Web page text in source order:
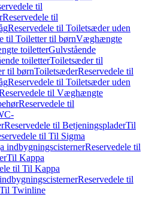
til
Reservedele til
Reservedele til Toiletsæder uden
til Toiletter til børnVæghængte
toiletterGulvstående
toiletterToiletsæder til
til børnToiletsæderReservedele til
Reservedele til Toiletsæder uden
til Væghængte
Reservedele til
Reservedele til BetjeningspladerTil
til Til Sigma
indbygningscisternerReservedele til
Til Kappa
til Til Kappa
Reservedele til
Til Twinline